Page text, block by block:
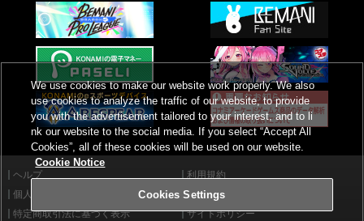
ヘルプ
利用規約
個人情報等保護方針
外部送信について
特定商取引法に基づく表示
サイトポリシー
We use cookies to make our website work properly. We also
use cookies to analyze the traffic of our website, to provide
you with the advertisement tailored to your interest, and to li
nk our website to the social media. If you select “Accept All
Cookies”, all of these cookies will be used on our website.
Cookie Notice
Cookies Settings